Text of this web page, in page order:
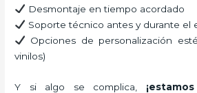
Desmontaje en tiempo acordado
Soporte técnico antes y durante el
Opciones de personalización
vinilos)
Y si algo se complica,